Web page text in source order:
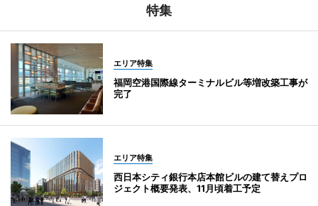
特集
エリア特集
福岡空港国際線ターミナルビル等増改築工事が
完了
エリア特集
西日本シティ銀行本店本館ビルの建て替えプロ
ジェクト概要発表、11月頃着工予定